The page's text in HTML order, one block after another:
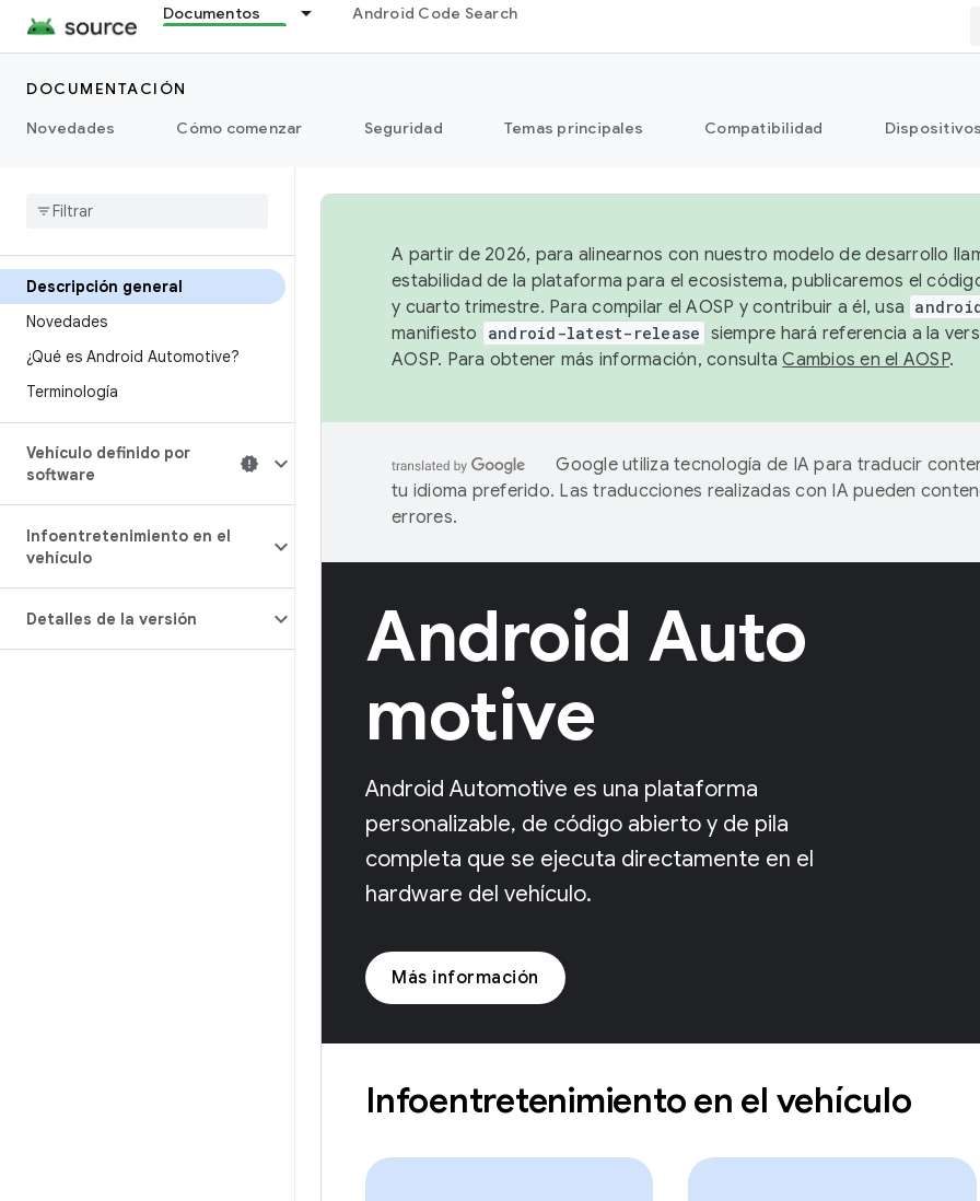
Documentos Android Code Search
DOCUMENTACIÓN
Novedades
Cómo comenzar Seguridad Temas principales Compatibilidad
Descripción general
Novedades
¿Qué es Android Automotive?
Terminología
Vehículo definido por
software
Infoentretenimiento en el
vehículo
Detalles de la versión
A partir de 2026, para alinearnos con nuestro modelo de desarrollo
estabilidad de la plataforma para el ecosistema, publicaremos el
y cuarto trimestre. Para compilar el AOSP y contribuir a él, usa
manifiesto android-latest-release siempre hará referencia a la
AOSP. Para obtener más información, consultaCambios en el AOSP.
Google utiliza tecnología de IA para traducir
tu idioma preferido. Las traducciones realizadas con IA pueden
errores.
Android Auto
motive
Android Automotive es una plataforma
personalizable, de código abierto y de pila
completa que se ejecuta directamente en el
hardware del vehículo.
Más información
Infoentretenimiento en el vehículo